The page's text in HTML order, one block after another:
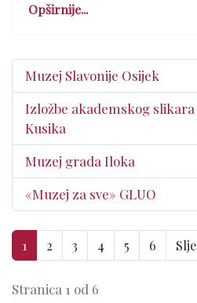
Opširnije...
Muzej Slavonije Osijek
Izložbe akademskog
Kusika
Muzej grada Iloka
«Muzej za sve» GLUO
1 2 3 4 5 6
Stranica 1 od 6